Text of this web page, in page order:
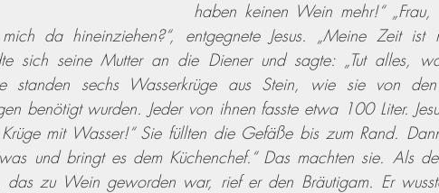
haben keinen Wein mehr!“
da hineinziehen?“, entgegnete Jesus. „Meine Zeit ist
sich seine Mutter an die Diener und sagte: „Tut alles,
standen sechs Wasserkrüge aus Stein, wie sie von
benötigt wurden. Jeder von ihnen fasste etwa 100 Liter.
mit Wasser!“ Sie füllten die Gefäße bis zum Rand.
und bringt es dem Küchenchef.“ Das machten sie. Als
das zu Wein geworden war, rief er den Bräutigam. Er